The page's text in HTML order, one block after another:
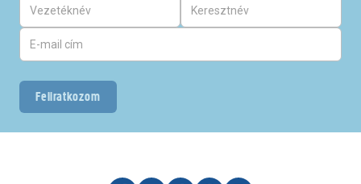
Feliratkozom